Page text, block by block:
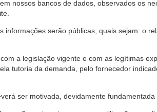
nossos bancos de dados, observados os
informações serão públicas, quais sejam: o
a legislação vigente e com as legítimas
tutoria da demanda, pelo fornecedor
ser motivada, devidamente